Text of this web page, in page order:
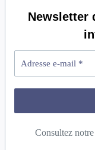
Newsletter
Consultez notre